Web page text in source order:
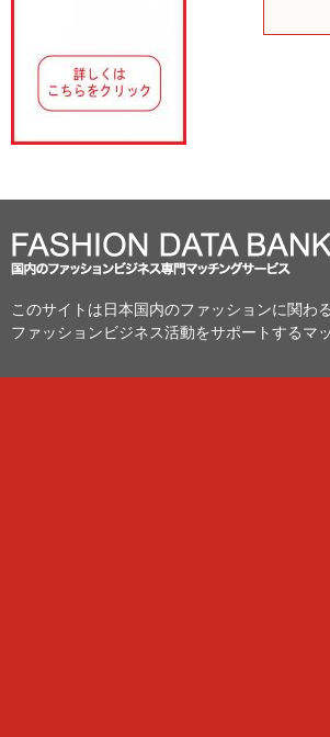
このサイトは日本国内のファッションに関わ
ファッションビジネス活動をサポートするマ